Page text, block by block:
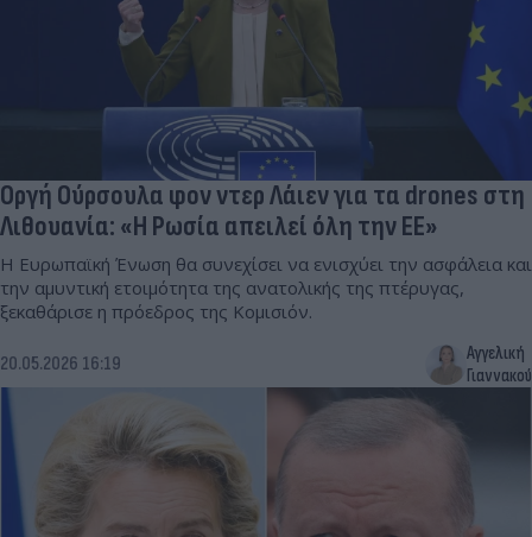
Οργή Ούρσουλα φον ντερ Λάιεν για τα drones στη
Λιθουανία: «Η Ρωσία απειλεί όλη την ΕΕ»
Η Ευρωπαϊκή Ένωση θα συνεχίσει να ενισχύει την ασφάλεια και
την αμυντική ετοιμότητα της ανατολικής της πτέρυγας,
ξεκαθάρισε η πρόεδρος της Κομισιόν.
20.05.2026 16:19
Αγγελική
Γιαννακού